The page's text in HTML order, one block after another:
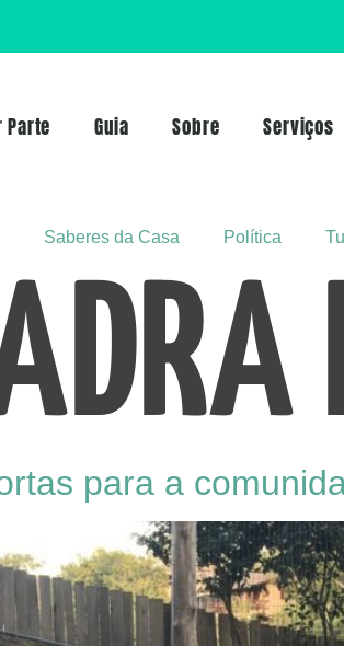
Parte Guia Sobre Serviços
Saberes da Casa Política
para a